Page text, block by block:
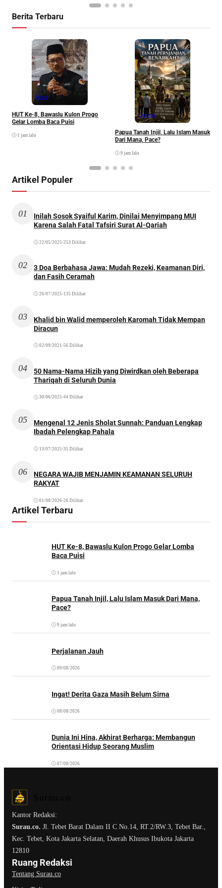
Berita Terbaru
Berita
HUT Ke-8, Bawaslu Kulon Progo
Gelar Lomba Baca Puisi
1 jam lalu
Opinion
Papua Tanah Injil, Lalu Islam Masuk
Dari Mana, Pace?
9 jam lalu
Artikel Populer
01
Inilah Sosok Syaiful Karim, Dinilai Menyimpang MUI
Karena Salah Fatal Tafsiri Surat Al-Qariah
22/05/2025 •253 Dilihat
02
3 Doa Berbahasa Jawa: Mudah Rezeki, Keamanan Diri,
dan Fasih Ceramah
26/07/2025 •135 Dilihat
03
Khalid bin Walid memperoleh Karomah Tidak Mempan
Diracun
02/09/2021 •56 Dilihat
04
50 Nama-Nama Hizib yang Diwirdkan oleh Beberapa
Thariqah di Seluruh Dunia
30/06/2025 •44 Dilihat
05
Mengenal 12 Jenis Sholat Sunnah: Panduan Lengkap
Ibadah Pelengkap Pahala
13/07/2025 •35 Dilihat
06
NEGARA WAJIB MENJAMIN KEAMANAN SELURUH
RAKYAT
01/08/2026•26 Dilihat
Artikel Terbaru
HUT Ke-8, Bawaslu Kulon Progo Gelar Lomba
Baca Puisi
1 jam lalu
Papua Tanah Injil, Lalu Islam Masuk Dari Mana,
Pace?
9 jam lalu
Perjalanan Jauh
09/08/2026
Ingat! Derita Gaza Masih Belum Sirna
08/08/2026
Dunia Ini Hina, Akhirat Berharga: Membangun
Orientasi Hidup Seorang Muslim
07/08/2026
Kantor Redaksi:
Surau.co. Jl. Tebet Barat Dalam II C No.14, RT.2/RW.3, Tebet Bar.,
Kec. Tebet, Kota Jakarta Selatan, Daerah Khusus Ibukota Jakarta
12810
Ruang Redaksi
Tentang Surau.co